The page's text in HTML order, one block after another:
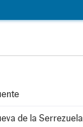
de la Serrezuela